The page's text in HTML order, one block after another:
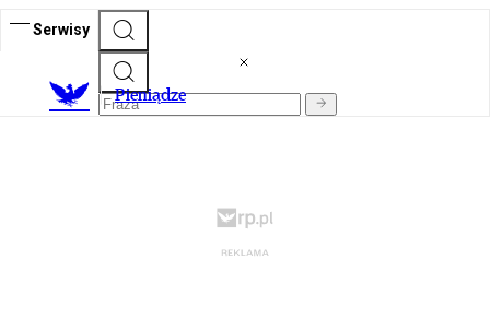
Serwisy
Pieniądze